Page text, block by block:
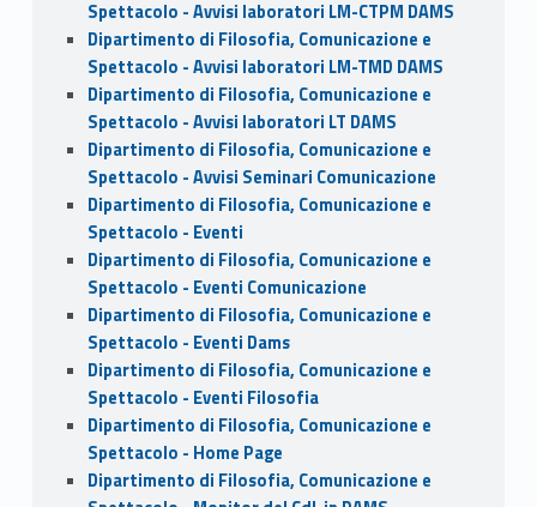
Spettacolo - Avvisi laboratori LM-CTPM DAMS
Dipartimento di Filosofia, Comunicazione e
Spettacolo - Avvisi laboratori LM-TMD DAMS
Dipartimento di Filosofia, Comunicazione e
Spettacolo - Avvisi laboratori LT DAMS
Dipartimento di Filosofia, Comunicazione e
Spettacolo - Avvisi Seminari Comunicazione
Dipartimento di Filosofia, Comunicazione e
Spettacolo - Eventi
Dipartimento di Filosofia, Comunicazione e
Spettacolo - Eventi Comunicazione
Dipartimento di Filosofia, Comunicazione e
Spettacolo - Eventi Dams
Dipartimento di Filosofia, Comunicazione e
Spettacolo - Eventi Filosofia
Dipartimento di Filosofia, Comunicazione e
Spettacolo - Home Page
Dipartimento di Filosofia, Comunicazione e